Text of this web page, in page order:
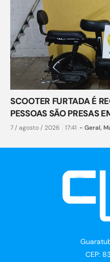
SCOOTER FURTADA É
PESSOAS SÃO PRESAS
7 / agosto / 2026 17:41 - Geral,
CEP: